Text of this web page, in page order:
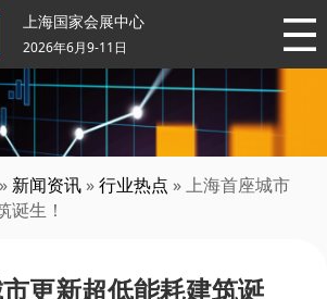
上海国家会展中心
2026年6月9-11日
» 新闻资讯 »行业热点 » 上海首座城市
诞生！
更新超低能耗建筑诞